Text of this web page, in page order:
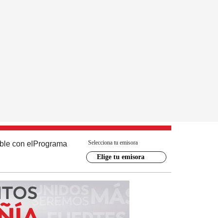
con el Programa Selecciona tu emisora
Elige tu emisora